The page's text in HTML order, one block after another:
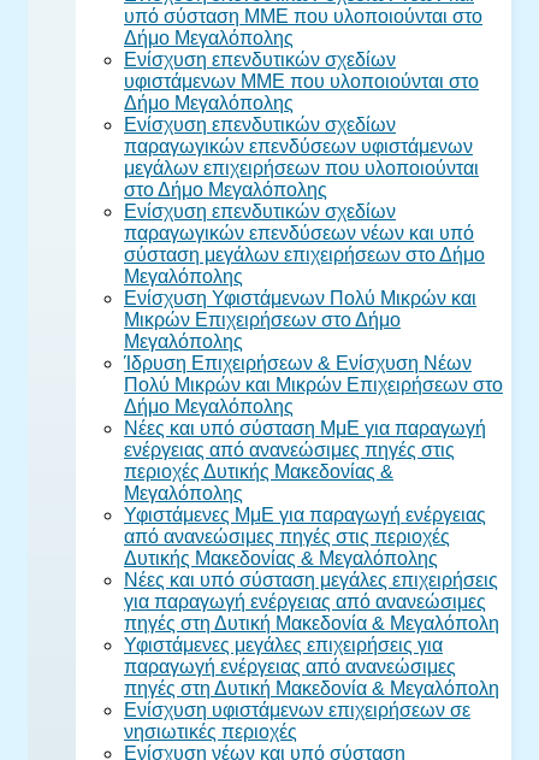
υπό σύσταση ΜΜΕ που υλοποιούνται στο
Δήμο Μεγαλόπολης
Ενίσχυση επενδυτικών σχεδίων
υφιστάμενων ΜΜΕ που υλοποιούνται στο
Δήμο Μεγαλόπολης
Ενίσχυση επενδυτικών σχεδίων
παραγωγικών επενδύσεων υφιστάμενων
μεγάλων επιχειρήσεων που υλοποιούνται
στο Δήμο Μεγαλόπολης
Ενίσχυση επενδυτικών σχεδίων
παραγωγικών επενδύσεων νέων και υπό
σύσταση μεγάλων επιχειρήσεων στο Δήμο
Μεγαλόπολης
Ενίσχυση Υφιστάμενων Πολύ Μικρών και
Μικρών Επιχειρήσεων στο Δήμο
Μεγαλόπολης
Ίδρυση Επιχειρήσεων & Ενίσχυση Νέων
Πολύ Μικρών και Μικρών Επιχειρήσεων στο
Δήμο Μεγαλόπολης
Νέες και υπό σύσταση ΜμΕ για παραγωγή
ενέργειας από ανανεώσιμες πηγές στις
περιοχές Δυτικής Μακεδονίας &
Μεγαλόπολης
Υφιστάμενες ΜμΕ για παραγωγή ενέργειας
από ανανεώσιμες πηγές στις περιοχές
Δυτικής Μακεδονίας & Μεγαλόπολης
Νέες και υπό σύσταση μεγάλες επιχειρήσεις
για παραγωγή ενέργειας από ανανεώσιμες
πηγές στη Δυτική Μακεδονία & Μεγαλόπολη
Υφιστάμενες μεγάλες επιχειρήσεις για
παραγωγή ενέργειας από ανανεώσιμες
πηγές στη Δυτική Μακεδονία & Μεγαλόπολη
Ενίσχυση υφιστάμενων επιχειρήσεων σε
νησιωτικές περιοχές
Ενίσχυση νέων και υπό σύσταση